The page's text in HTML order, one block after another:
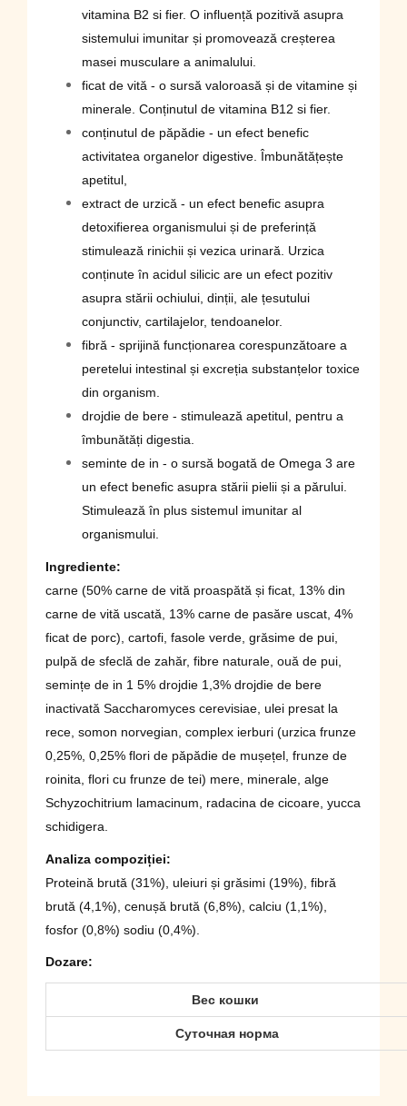
vitamina B2 si fier. O influență pozitivă asupra
sistemului imunitar și promovează creșterea
masei musculare a animalului.
ficat de vită - o sursă valoroasă și de vitamine și
minerale. Conținutul de vitamina B12 si fier.
conținutul de păpădie - un efect benefic
activitatea organelor digestive. Îmbunătățește
apetitul,
extract de urzică - un efect benefic asupra
detoxifierea organismului și de preferință
stimulează rinichii și vezica urinară. Urzica
conținute în acidul silicic are un efect pozitiv
asupra stării ochiului, dinții, ale țesutului
conjunctiv, cartilajelor, tendoanelor.
fibră - sprijină funcționarea corespunzătoare a
peretelui intestinal și excreția substanțelor toxice
din organism.
drojdie de bere - stimulează apetitul, pentru a
îmbunătăți digestia.
seminte de in - o sursă bogată de Omega 3 are
un efect benefic asupra stării pielii și a părului.
Stimulează în plus sistemul imunitar al
organismului.
Ingrediente:
carne (50% carne de vită proaspătă și ficat, 13% din
carne de vită uscată, 13% carne de pasăre uscat, 4%
ficat de porc), cartofi, fasole verde, grăsime de pui,
pulpă de sfeclă de zahăr, fibre naturale, ouă de pui,
semințe de in 1 5% drojdie 1,3% drojdie de bere
inactivată Saccharomyces cerevisiae, ulei presat la
rece, somon norvegian, complex ierburi (urzica frunze
0,25%, 0,25% flori de păpădie de mușețel, frunze de
roinita, flori cu frunze de tei) mere, minerale, alge
Schyzochitrium lamacinum, radacina de cicoare, yucca
schidigera.
Analiza compoziției:
Proteină brută (31%), uleiuri și grăsimi (19%), fibră
brută (4,1%), cenușă brută (6,8%), calciu (1,1%),
fosfor (0,8%) sodiu (0,4%).
Dozare:
Вес кошки
Суточная норма